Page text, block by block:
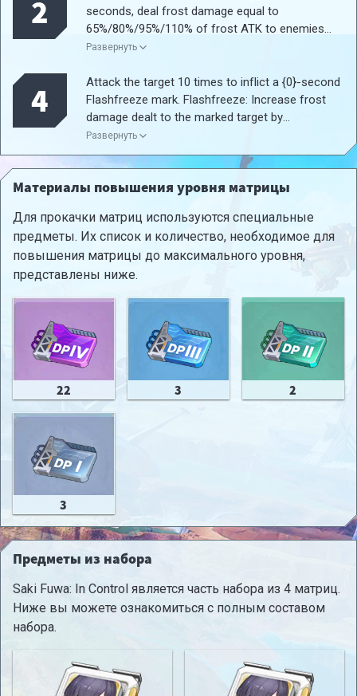
2
seconds, deal frost damage equal to
65%/80%/95%/110% of frost ATK to enemies
within a 10-meter radius and apply the Icefrost
seconds, freeze targets for {3} seconds at 3
stacks (does not apply to bosses), and increase
frost damage taken by the target by {4}% for {5}
seconds. This Matrix's effect is also active in the
off-hand slot, but only the set with the highest
star rating will take effect.
Развернуть
4
Attack the target 10 times to inflict a {0}-second
Flashfreeze mark. Flashfreeze: Increase frost
damage dealt to the marked target by
{1}%/{2}%/{3}%/{4}%. This Matrix's effect is also
active in the off-hand slot, but only the set with
the highest star rating will take effect.
Развернуть
Материалы повышения уровня матрицы
Для прокачки матриц используются специальные
предметы. Их список и количество, необходимое для
повышения матрицы до максимального уровня,
представлены ниже.
22 3 2
3
Предметы из набора
Saki Fuwa: In Control является часть набора из 4 матриц.
Ниже вы можете ознакомиться с полным составом
набора.